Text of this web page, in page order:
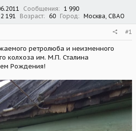
Сообщения
1 990
2 191 Возраст 60 Город Москва, СВАО
#1
ретролюба и неизменного
колхоза им. М.П. Сталина
Рождения!